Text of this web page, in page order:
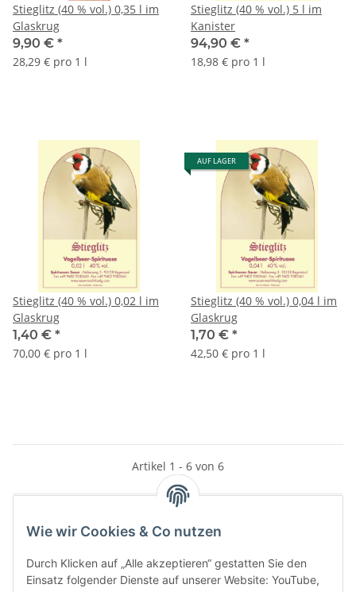
Wie wir Cookies & Co nutzen
Durch Klicken auf „Alle akzeptieren“ gestatten Sie den
Einsatz folgender Dienste auf unserer Website: YouTube,
Stieglitz (40 % vol.) 0,35 l im
Glaskrug
9,90 € *
28,29 € pro 1 l
Stieglitz (40 % vol.) 5 l im
Kanister
94,90 € *
18,98 € pro 1 l
Stieglitz (40 % vol.) 0,02 l im
Glaskrug
1,40 € *
70,00 € pro 1 l
AUF LAGER
Stieglitz (40 % vol.) 0,04 l im
Glaskrug
1,70 € *
42,50 € pro 1 l
Artikel 1 - 6 von 6